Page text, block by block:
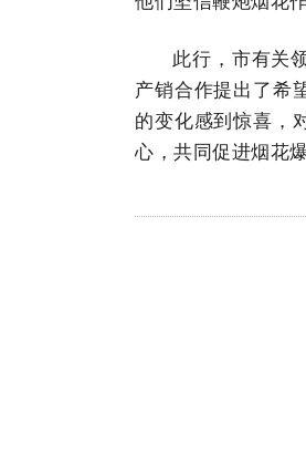
此行，市有关
产销合作提出了希
的变化感到惊喜，
心，共同促进烟花